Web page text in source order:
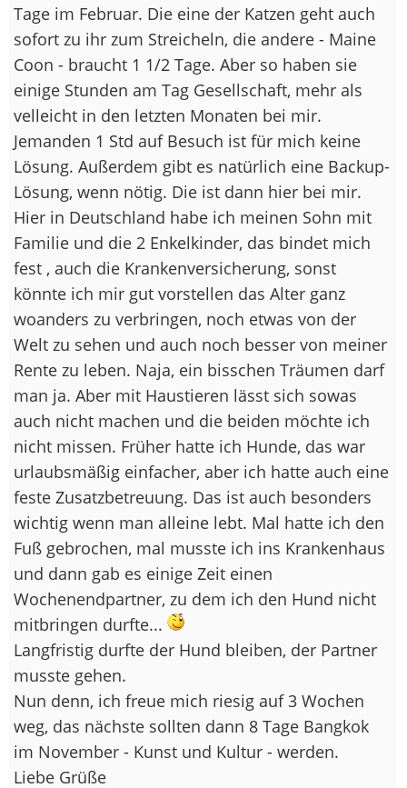
Tage im Februar. Die eine der Katzen geht auch
sofort zu ihr zum Streicheln, die andere - Maine
Coon - braucht 1 1/2 Tage. Aber so haben sie
einige Stunden am Tag Gesellschaft, mehr als
velleicht in den letzten Monaten bei mir.
Jemanden 1 Std auf Besuch ist für mich keine
Lösung. Außerdem gibt es natürlich eine Backup-
Lösung, wenn nötig. Die ist dann hier bei mir.
Hier in Deutschland habe ich meinen Sohn mit
Familie und die 2 Enkelkinder, das bindet mich
fest , auch die Krankenversicherung, sonst
könnte ich mir gut vorstellen das Alter ganz
woanders zu verbringen, noch etwas von der
Welt zu sehen und auch noch besser von meiner
Rente zu leben. Naja, ein bisschen Träumen darf
man ja. Aber mit Haustieren lässt sich sowas
auch nicht machen und die beiden möchte ich
nicht missen. Früher hatte ich Hunde, das war
urlaubsmäßig einfacher, aber ich hatte auch eine
feste Zusatzbetreuung. Das ist auch besonders
wichtig wenn man alleine lebt. Mal hatte ich den
Fuß gebrochen, mal musste ich ins Krankenhaus
und dann gab es einige Zeit einen
Wochenendpartner, zu dem ich den Hund nicht
mitbringen durfte...
Langfristig durfte der Hund bleiben, der Partner
musste gehen.
Nun denn, ich freue mich riesig auf 3 Wochen
weg, das nächste sollten dann 8 Tage Bangkok
im November - Kunst und Kultur - werden.
Liebe Grüße